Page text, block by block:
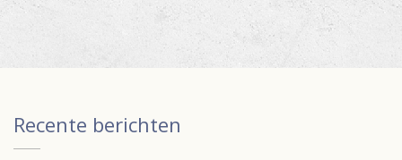
Recente berichten